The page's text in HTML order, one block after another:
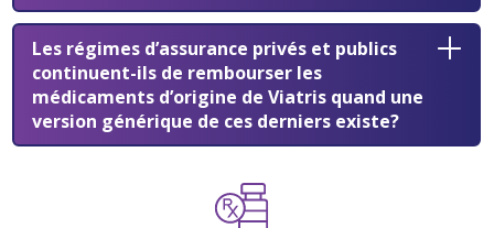
Les régimes d’assurance privés et publics
continuent-ils de rembourser les
médicaments d’origine de Viatris quand une
version générique de ces derniers existe?